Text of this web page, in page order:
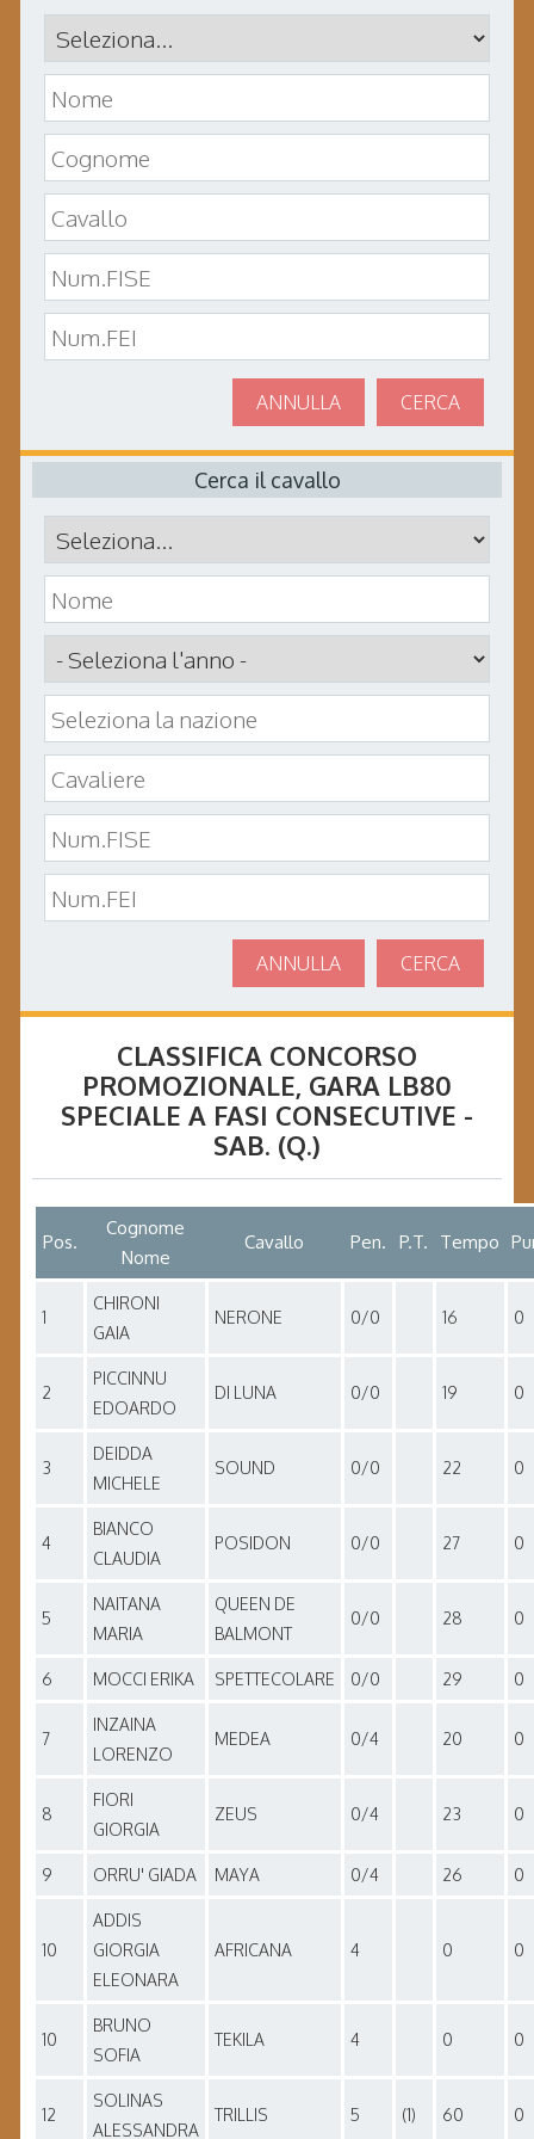
CERCA
ANNULLA
Cerca il cavallo
CERCA
ANNULLA
CLASSIFICA CONCORSO
PROMOZIONALE, GARA LB80
SPECIALE A FASI CONSECUTIVE -
SAB. (Q.)
Pos.
Cognome
Nome
Cavallo Pen. P.T. Tempo
1
CHIRONI
GAIA
NERONE 0/0 16 0
2
PICCINNU
EDOARDO
DI LUNA 0/0 19 0
3
DEIDDA
MICHELE
SOUND 0/0 22 0
4
BIANCO
CLAUDIA
POSIDON 0/0 27 0
5
NAITANA
MARIA
QUEEN DE
BALMONT
0/0 28 0
6 MOCCI ERIKA SPETTECOLARE 0/0 29 0
7
INZAINA
LORENZO
MEDEA 0/4 20 0
8
FIORI
GIORGIA
ZEUS 0/4 23 0
9 ORRU' GIADA MAYA 0/4 26 0
10
ADDIS
GIORGIA
ELEONARA
AFRICANA 4 0 0
10
BRUNO
SOFIA
TEKILA 4 0 0
12
SOLINAS
ALESSANDRA
TRILLIS 5 (1) 60 0